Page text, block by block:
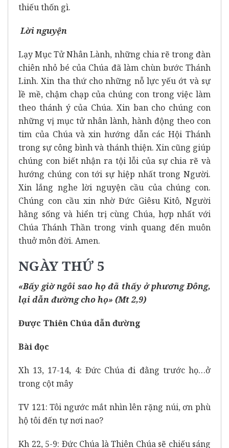
thiếu thốn gì.
Lời nguyện
Lạy Mục Tử Nhân Lành, những chia rẽ trong đàn
chiên nhỏ bé của Chúa đã làm chùn bước Thánh
Linh. Xin tha thứ cho những nỗ lực yếu ớt và sự
lề mề, chậm chạp của chúng con trong việc làm
theo thánh ý của Chúa. Xin ban cho chúng con
những vị mục tử nhân lành, hành động theo con
tim của Chúa và xin hướng dẫn các Hội Thánh
trong sự công bình và thánh thiện. Xin cũng giúp
chúng con biết nhận ra tội lỗi của sự chia rẽ và
hướng chúng con tới sự hiệp nhất trong Người.
Xin lắng nghe lời nguyện cầu của chúng con.
Chúng con cầu xin nhờ Đức Giêsu Kitô, Người
hằng sống và hiển trị cùng Chúa, hợp nhất với
Chúa Thánh Thần trong vinh quang đến muôn
thuở môn đời. Amen.
NGÀY THỨ 5
«Bấy giờ ngôi sao họ đã thấy ở phương Ðông,
lại dẫn đường cho họ» (Mt 2,9)
Được Thiên Chúa dẫn đường
Bài đọc
Xh 13, 17-14, 4: Ðức Chúa đi đằng trước họ…ở
trong cột mây
TV 121: Tôi ngước mắt nhìn lên rặng núi, ơn phù
hộ tôi đến tự nơi nao?
Kh 22, 5-9: Ðức Chúa là Thiên Chúa sẽ chiếu sáng